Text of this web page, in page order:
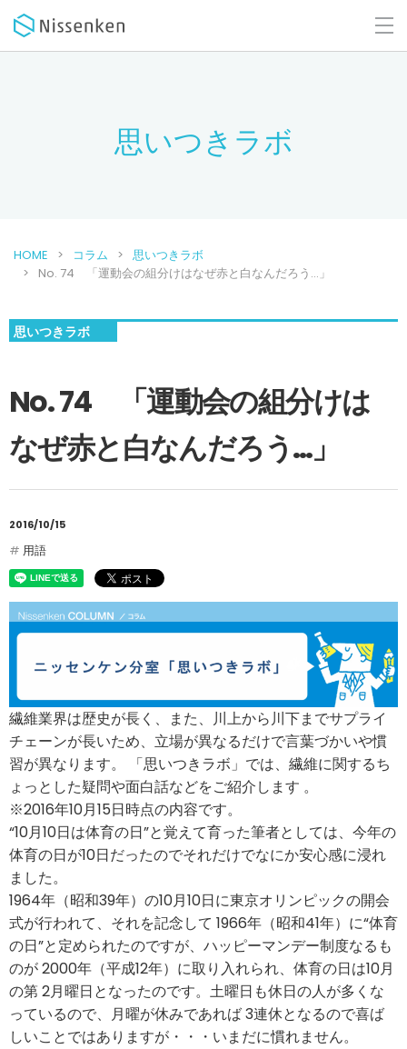
思いつきラボ
HOME コラム
思いつきラボ
No. 74 「運動会の組分けはなぜ赤と白なんだろう…」
思いつきラボ
No. 74 「運動会の組分けは
なぜ赤と白なんだろう…」
2016/10/15
用語
繊維業界は歴史が長く、また、川上から川下までサプライ
チェーンが長いため、立場が異なるだけで言葉づかいや慣
習が異なります。 「思いつきラボ」では、繊維に関するち
ょっとした疑問や面白話などをご紹介します 。
※2016年10月15日時点の内容です。
“10月10日は体育の日”と覚えて育った筆者としては、今年の
体育の日が10日だったのでそれだけでなにか安心感に浸れ
ました。
1964年（昭和39年）の10月10日に東京オリンピックの開会
式が行われて、それを記念して 1966年（昭和41年）に“体育
の日”と定められたのですが、ハッピーマンデー制度なるも
のが 2000年（平成12年）に取り入れられ、体育の日は10月
の第 2月曜日となったのです。土曜日も休日の人が多くな
っているので、月曜が休みであれば 3連休となるので喜ば
しいことではありますが・・・いまだに慣れません。